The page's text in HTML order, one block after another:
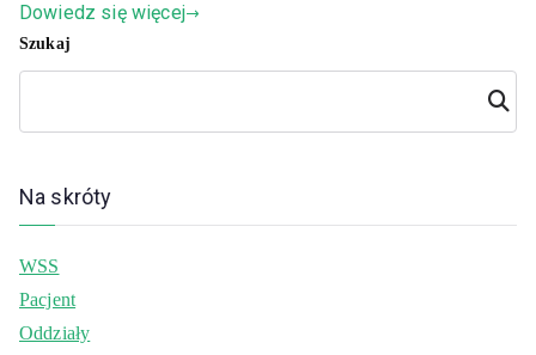
Dowiedz się więcej
Szukaj
Szuka
j
Na skróty
WSS
Pacjent
Oddziały